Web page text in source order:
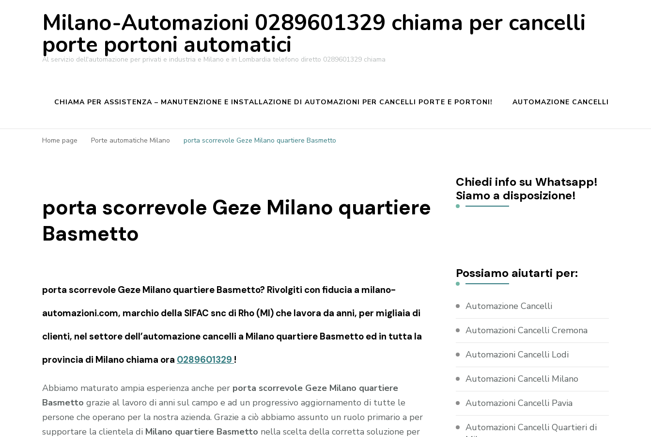
Milano-Automazioni 0289601329 chiama per cancelli
porte portoni automatici
Al servizio dell'automazione per privati e industria e Milano e in Lombardia telefono diretto 0289601329 chiama
CHIAMA PER ASSISTENZA – MANUTENZIONE E INSTALLAZIONE DI AUTOMAZIONI PER CANCELLI PORTE E PORTONI! AUTOMAZIONE CANCELLI
Home page Porte automatiche Milano porta scorrevole Geze Milano quartiere Basmetto
porta scorrevole Geze Milano quartiere
Basmetto
porta scorrevole Geze Milano quartiere Basmetto? Rivolgiti con fiducia a milano-
automazioni.com, marchio della SIFAC snc di Rho (MI) che lavora da anni, per migliaia di
clienti, nel settore dell’automazione cancelli a Milano quartiere Basmetto ed in tutta la
provincia di Milano chiama ora 0289601329 !
Abbiamo maturato ampia esperienza anche per porta scorrevole Geze Milano quartiere
Basmetto grazie al lavoro di anni sul campo e ad un progressivo aggiornamento di tutte le
persone che operano per la nostra azienda. Grazie a ciò abbiamo assunto un ruolo primario a per
supportare la clientela di Milano quartiere Basmetto nella scelta della corretta soluzione per
Chiedi info su Whatsapp!
Siamo a disposizione!
Possiamo aiutarti per:
Automazione Cancelli
Automazioni Cancelli Cremona
Automazioni Cancelli Lodi
Automazioni Cancelli Milano
Automazioni Cancelli Pavia
Automazioni Cancelli Quartieri di